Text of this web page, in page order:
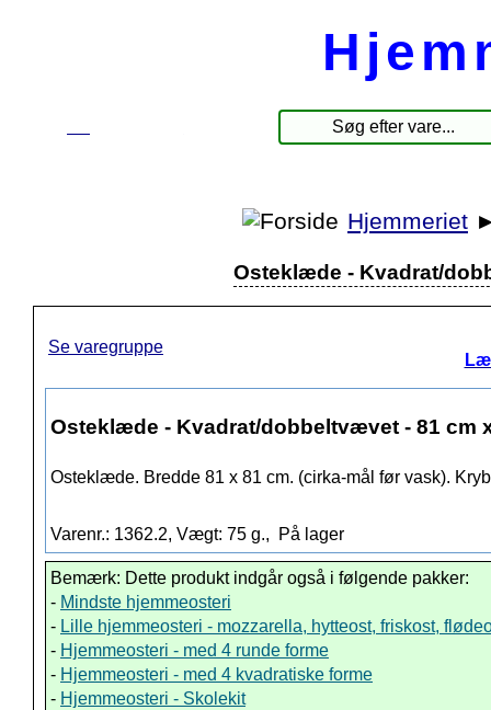
Hjemmeriet
Osteklæde - Kvadrat/
Se varegruppe
Osteklæde - Kvadrat/dobbeltvævet - 81 cm
Osteklæde. Bredde 81 x 81 cm. (cirka-mål før vask).
Varenr.: 1362.2, Vægt: 75 g., På lager
Bemærk: Dette produkt indgår også i følgende pakker:
- Mindste hjemmeosteri
- Lille hjemmeosteri - mozzarella, hytteost, friskost,
- Hjemmeosteri - med 4 runde forme
- Hjemmeosteri - med 4 kvadratiske forme
- Hjemmeosteri - Skolekit